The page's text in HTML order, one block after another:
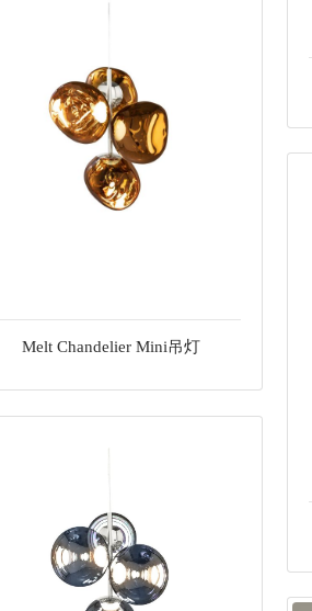
Melt Chandelier Mini吊灯